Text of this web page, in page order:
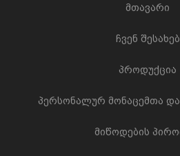
მთავარი
ჩვენ შესახებ
პროდუქცია
პერსონალურ მონაცემთა
მიწოდების